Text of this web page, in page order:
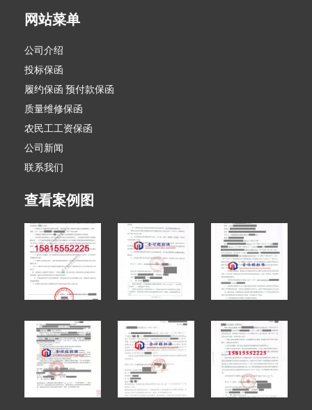
网站菜单
公司介绍
投标保函
履约保函 预付款保函
质量维修保函
农民工工资保函
公司新闻
联系我们
查看案例图